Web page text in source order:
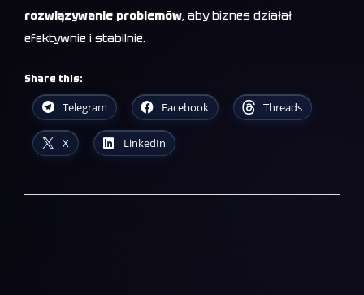
rozwiązywanie problemów, aby biznes działał
efektywnie i stabilnie.
Share this:
Telegram Facebook Threads
X LinkedIn